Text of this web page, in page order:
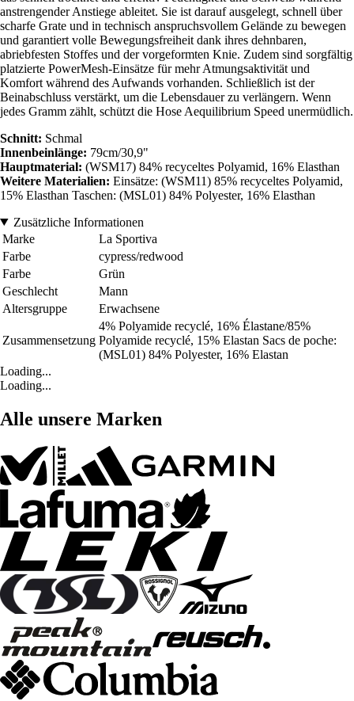
anstrengender Anstiege ableitet. Sie ist darauf ausgelegt, schnell über
scharfe Grate und in technisch anspruchsvollem Gelände zu bewegen
und garantiert volle Bewegungsfreiheit dank ihres dehnbaren,
abriebfesten Stoffes und der vorgeformten Knie. Zudem sind sorgfältig
platzierte PowerMesh-Einsätze für mehr Atmungsaktivität und
Komfort während des Aufwands vorhanden. Schließlich ist der
Beinabschluss verstärkt, um die Lebensdauer zu verlängern. Wenn
jedes Gramm zählt, schützt die Hose Aequilibrium Speed unermüdlich.
Schnitt: Schmal
Innenbeinlänge: 79cm/30,9"
Hauptmaterial: (WSM17) 84% recyceltes Polyamid, 16% Elasthan
Weitere Materialien: Einsätze: (WSM11) 85% recyceltes Polyamid,
15% Elasthan Taschen: (MSL01) 84% Polyester, 16% Elasthan
Zusätzliche Informationen
Marke
La Sportiva
Farbe
cypress/redwood
Farbe
Grün
Geschlecht
Mann
Altersgruppe
Erwachsene
Zusammensetzung
4% Polyamide recyclé, 16% Élastane/85%
Polyamide recyclé, 15% Elastan Sacs de poche:
(MSL01) 84% Polyester, 16% Elastan
Loading...
Loading...
Alle unsere Marken